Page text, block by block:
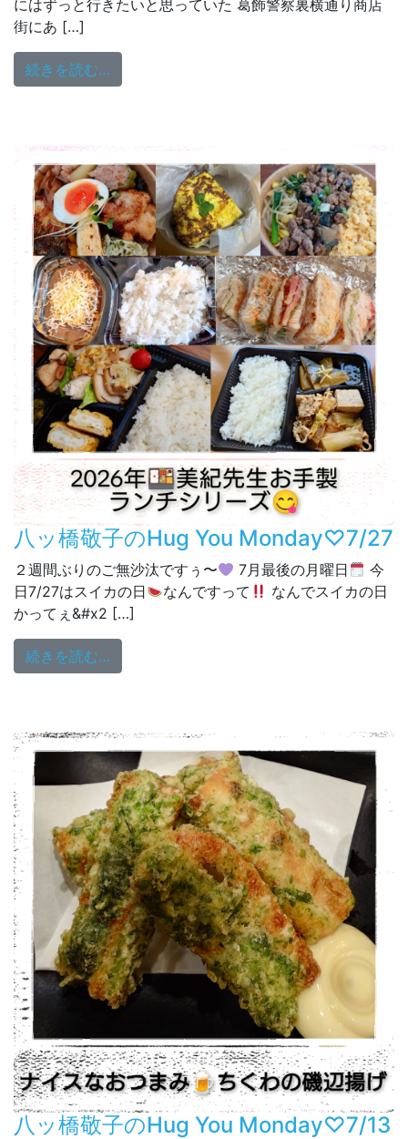
にはずっと行きたいと思っていた 葛飾警察裏横通り商店
街にあ […]
続きを読む…
八ッ橋敬子のHug You Monday♡7/27
２週間ぶりのご無沙汰ですぅ〜 7月最後の月曜日
今
日7/27はスイカの日
なんですって
なんでスイカの日
かってぇ&#x2 […]
続きを読む…
八ッ橋敬子のHug You Monday♡7/13